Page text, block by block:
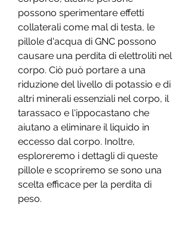
possono sperimentare effetti
collaterali come mal di testa, le
pillole d'acqua di GNC possono
causare una perdita di elettroliti nel
corpo. Ciò può portare a una
riduzione del livello di potassio e di
altri minerali essenziali nel corpo, il
tarassaco e l'ippocastano che
aiutano a eliminare il liquido in
eccesso dal corpo. Inoltre,
esploreremo i dettagli di queste
pillole e scopriremo se sono una
scelta efficace per la perdita di
peso.